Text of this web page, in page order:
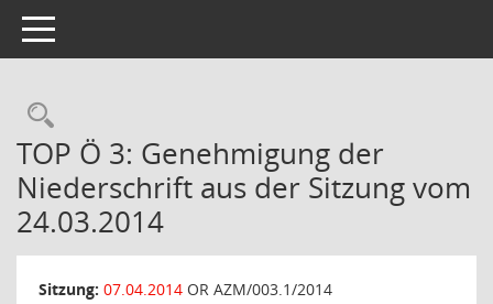
Toggle navigation
Rechercheauswahl
TOP Ö 3: Genehmigung der
Niederschrift aus der Sitzung vom
24.03.2014
Sitzung: 07.04.2014 OR AZM/003.1/2014